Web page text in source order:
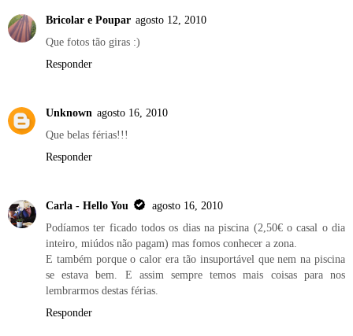
Bricolar e Poupar agosto 12, 2010
Que fotos tão giras :)
Responder
Unknown agosto 16, 2010
Que belas férias!!!
Responder
Carla - Hello You
agosto 16, 2010
Podíamos ter ficado todos os dias na piscina (2,50€ o casal o dia
inteiro, miúdos não pagam) mas fomos conhecer a zona.
E também porque o calor era tão insuportável que nem na piscina
se estava bem. E assim sempre temos mais coisas para nos
lembrarmos destas férias.
Responder